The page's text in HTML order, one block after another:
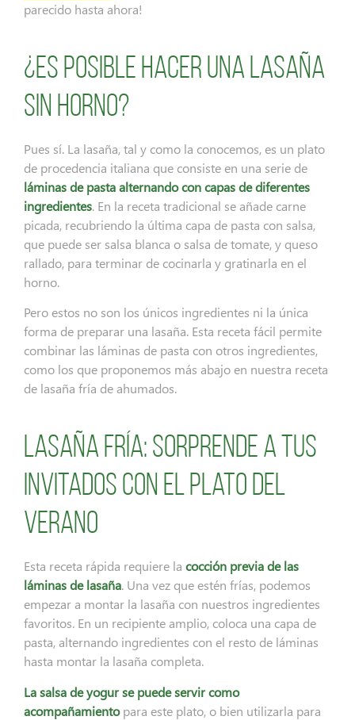
parecido hasta ahora!
¿Es posible hacer una lasaña
sin horno?
Pues sí. La lasaña, tal y como la conocemos, es un plato
de procedencia italiana que consiste en una serie de
láminas de pasta alternando con capas de diferentes
ingredientes. En la receta tradicional se añade carne
picada, recubriendo la última capa de pasta con salsa,
que puede ser salsa blanca o salsa de tomate, y queso
rallado, para terminar de cocinarla y gratinarla en el
horno.
Pero estos no son los únicos ingredientes ni la única
forma de preparar una lasaña. Esta receta fácil permite
combinar las láminas de pasta con otros ingredientes,
como los que proponemos más abajo en nuestra receta
de lasaña fría de ahumados.
Lasaña fría: sorprende a tus
invitados con el plato del
verano
Esta receta rápida requiere la cocción previa de las
láminas de lasaña. Una vez que estén frías, podemos
empezar a montar la lasaña con nuestros ingredientes
favoritos. En un recipiente amplio, coloca una capa de
pasta, alternando ingredientes con el resto de láminas
hasta montar la lasaña completa.
La salsa de yogur se puede servir como
acompañamientopara este plato, o bien utilizarla para